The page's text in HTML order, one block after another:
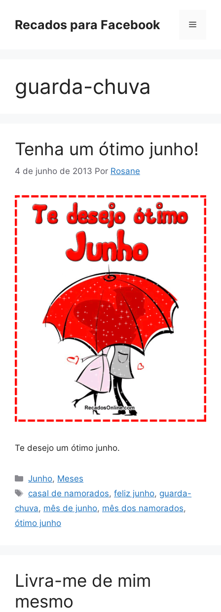
paraRecados para Facebook Menu
guarda-chuva
Tenha um ótimo junho!
4 de junho de 2013 Por Rosane
Te desejo um ótimo junho.
Categorias
Junho, Meses
Tags
casal de namorados,feliz junho, guarda-
chuva, mês de junho, mês dos namorados,
ótimo junho
Livra-me de mim
mesmo